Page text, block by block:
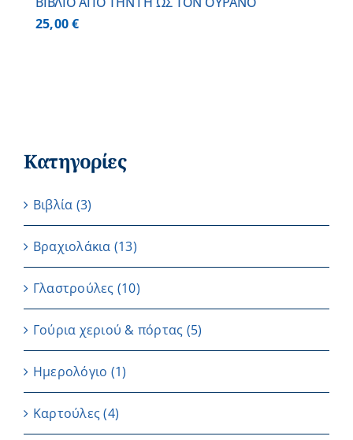
25,00€
Κατηγορίες
Βιβλία (3)
Βραχιολάκια (13)
Γλαστρούλες (10)
Γούρια χεριού & πόρτας (5)
Ημερολόγιο (1)
Καρτούλες (4)